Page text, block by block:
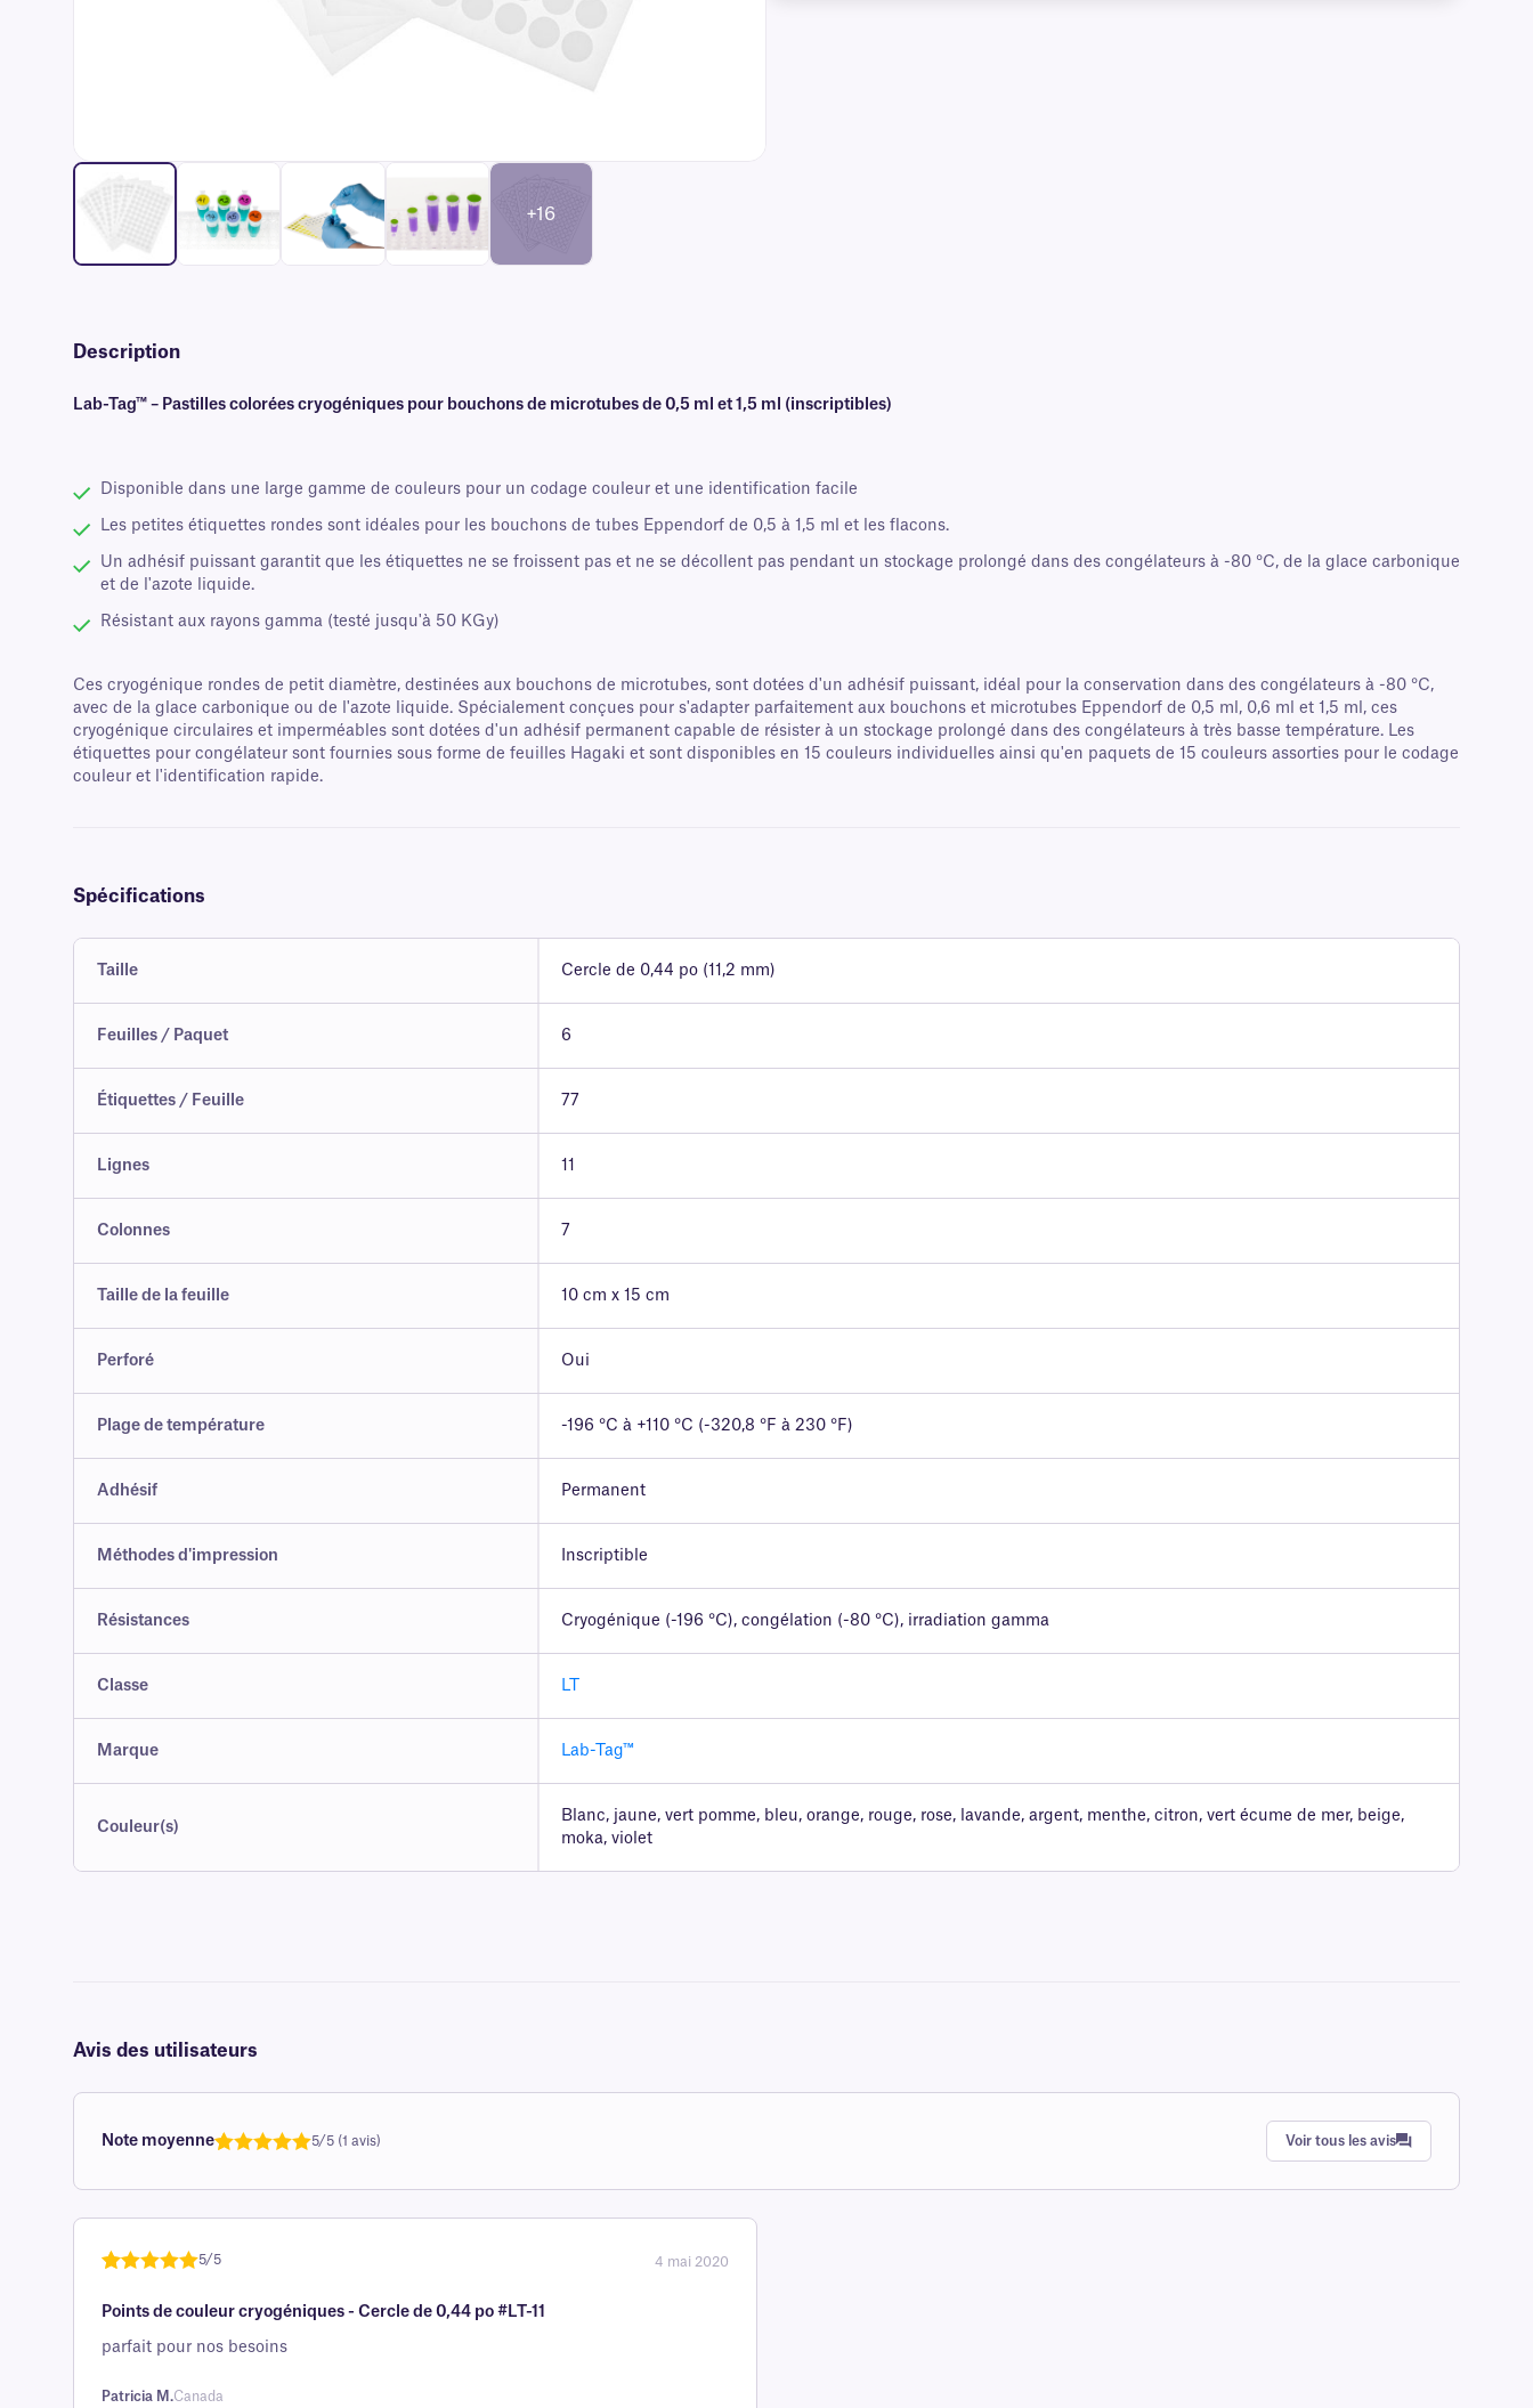
+16
Description
Lab-Tag™ – Pastilles colorées cryogéniques pour bouchons de microtubes de 0,5 ml et 1,5 ml (inscriptibles)
Disponible dans une large gamme de couleurs pour un codage couleur et une identification facile
Les petites étiquettes rondes sont idéales pour les bouchons de tubes Eppendorf de 0,5 à 1,5 ml et les flacons.
Un adhésif puissant garantit que les étiquettes ne se froissent pas et ne se décollent pas pendant un stockage prolongé dans des congélateurs à -80 °C, de la glace carbonique
et de l'azote liquide.
Résistant aux rayons gamma (testé jusqu'à 50 KGy)
Ces cryogénique rondes de petit diamètre, destinées aux bouchons de microtubes, sont dotées d'un adhésif puissant, idéal pour la conservation dans des congélateurs à -80 °C,
avec de la glace carbonique ou de l'azote liquide. Spécialement conçues pour s'adapter parfaitement aux bouchons et microtubes Eppendorf de 0,5 ml, 0,6 ml et 1,5 ml, ces
cryogénique circulaires et imperméables sont dotées d'un adhésif permanent capable de résister à un stockage prolongé dans des congélateurs à très basse température. Les
étiquettes pour congélateur sont fournies sous forme de feuilles Hagaki et sont disponibles en 15 couleurs individuelles ainsi qu'en paquets de 15 couleurs assorties pour le codage
couleur et l'identification rapide.
Spécifications
Taille Cercle de 0,44 po (11,2 mm)
Feuilles / Paquet 6
Étiquettes / Feuille 77
Lignes 11
Colonnes 7
Taille de la feuille 10 cm x 15 cm
Perforé Oui
Plage de température -196 °C à +110 °C (-320,8 °F à 230 °F)
Adhésif Permanent
Méthodes d'impression Inscriptible
Résistances Cryogénique (-196 °C), congélation (-80 °C), irradiation gamma
Classe LT
Marque Lab-Tag™
Couleur(s)
Blanc, jaune, vert pomme, bleu, orange, rouge, rose, lavande, argent, menthe, citron, vert écume de mer, beige,
moka, violet
Avis des utilisateurs
Note moyenne
sur 5
basée sur
avis client
5/5 (1 avis) Voir tous les avis
5 sur la
base d'
client
5/5 4 mai 2020
Points de couleur cryogéniques - Cercle de 0,44 po #LT-11
parfait pour nos besoins
Patricia M.Canada